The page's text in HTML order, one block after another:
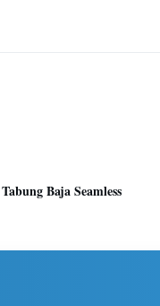
Tabung Baja Seamless